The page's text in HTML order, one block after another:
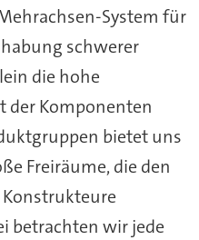
System für
schwerer
die hohe
der Komponenten
bietet uns
Freiräume, die den
betrachten wir jede